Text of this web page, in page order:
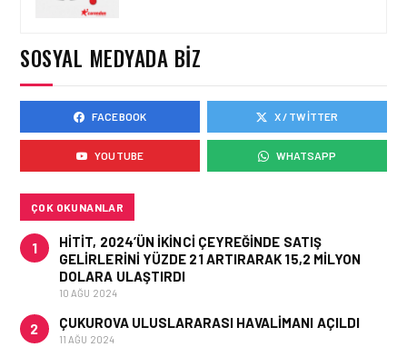
İŞ BIRLIĞI!
HAVAYOLU • 05 AĞU 2026
AIR ASTANA’DAN 2026
YILI İLK YARI FINANSAL
VE OPERASYONEL
SOSYAL MEDYADA BIZ
FACEBOOK X / TWITTER
YOUTUBE WHATSAPP
ÇOK OKUNANLAR
1
HITIT, 2024’ÜN IKINCI ÇEYREĞINDE SATIŞ
GELIRLERINI YÜZDE 21 ARTIRARAK 15,2 MILYON
DOLARA ULAŞTIRDI
10 AĞU 2024
2 ÇUKUROVA ULUSLARARASI HAVALIMANI AÇILDI
11 AĞU 2024